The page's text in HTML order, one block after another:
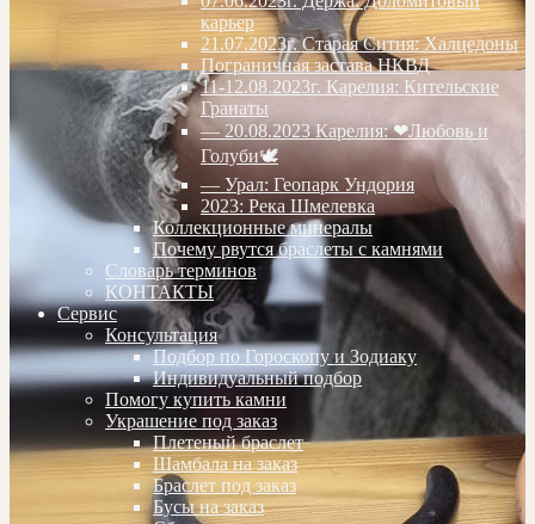
карьер
21.07.2023г. Старая Ситня: Халцедоны
Пограничная застава НКВД
11-12.08.2023г. Карелия: Кительские
Гранаты
— 20.08.2023 Карелия: ❤Любовь и
Голуби🕊
— Урал: Геопарк Ундория
2023: Река Шмелевка
Коллекционные минералы
Почему рвутся браслеты с камнями
Словарь терминов
КОНТАКТЫ
Сервис
Консультация
Подбор по Гороскопу и Зодиаку
Индивидуальный подбор
Помогу купить камни
Украшение под заказ
Плетеный браслет
Шамбала на заказ
Браслет под заказ
Бусы на заказ